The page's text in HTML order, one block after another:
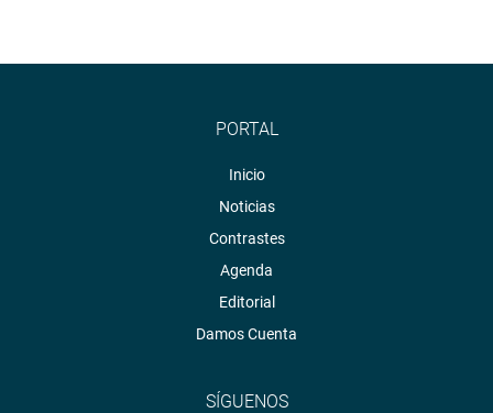
PORTAL
Inicio
Noticias
Contrastes
Agenda
Editorial
Damos Cuenta
SÍGUENOS